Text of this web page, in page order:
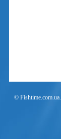
© Fishtime.com.ua.